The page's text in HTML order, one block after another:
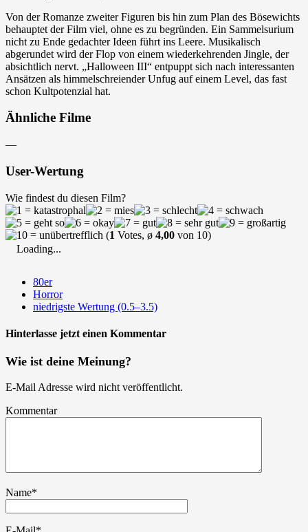
Von der Romanze zweiter Figuren bis hin zum Plan des Bösewichts
behauptet der Film viel, ohne es zu begründen. Ein Sammelsurium
nicht zu Ende gedachter Ideen führt ins Leere. Musikalisch
abgerundet wird der Flop von einem wiederkehrenden Jingle, der
absichtlich nervt. „Halloween III“ entpuppt sich nach interessanten
Ansätzen als himmelschreiender Unfug auf einem Level, das fast
schon Kultpotenzial hat.
Ähnliche Filme
—
User-Wertung
Wie findest du diesen Film?
(1 Votes, ø 4,00 von 10)
Loading...
80er
Horror
niedrigste Wertung (0.5–3.5)
Hinterlasse jetzt einen Kommentar
Wie ist deine Meinung?
E-Mail Adresse wird nicht veröffentlicht.
Kommentar
Name*